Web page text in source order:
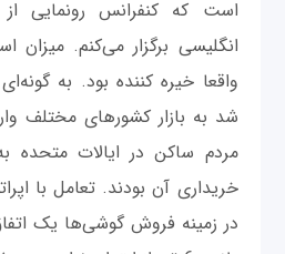
است که کنفرانس رونمایی
انگلیسی برگزار می‌کنم. میزان
واقعا خیره کننده بود. به
شد به بازار کشورهای مختلف
مردم ساکن در ایالات متحده
خریداری آن بودند. تعامل با
در زمینه فروش گوشی‌ها یک